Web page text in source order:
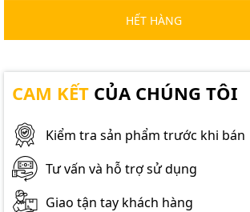
HẾT HÀNG
CAM KẾT CỦA CHÚNG TÔI
Kiểm tra sản phẩm trước khi bán
Tư vấn và hỗ trợ sử dụng
Giao tận tay khách hàng